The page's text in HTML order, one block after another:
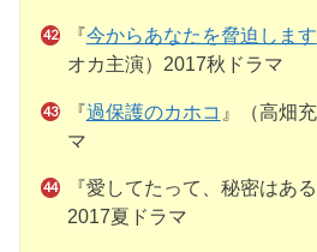
『今からあなたを脅迫します
オカ主演）2017秋ドラマ
『過保護のカホコ 』（高畑
マ
『愛してたって、秘密はあ
2017夏ドラマ